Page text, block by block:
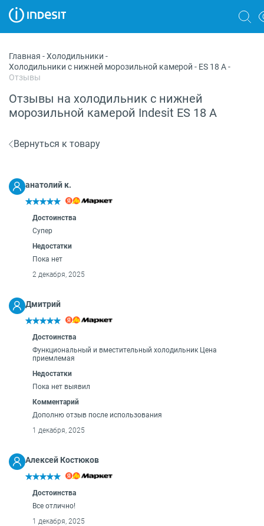
Морозильные камеры
Стиральные и сушильные машины
Посудомоечные машины
Плиты
Вытяжки
Варочные панели
Микроволновые печи
Технологии
Вопрос-ответ
Библиотека
8 800 3333 887
Главная -Холодильники -
Холодильники с нижней морозильной камерой - ES 18 A-
Отзывы
Отзывы на холодильник с нижней
морозильной камерой Indesit ES 18 A
Вернуться к товару
анатолий к.
Достоинства
Супер
Недостатки
Пока нет
2 декабря, 2025
Дмитрий
Достоинства
Функциональный и вместительный холодильник Цена
приемлемая
Недостатки
Пока нет выявил
Комментарий
Дополню отзыв после использования
1 декабря, 2025
Алексей Костюков
Достоинства
Все отлично!
1 декабря, 2025